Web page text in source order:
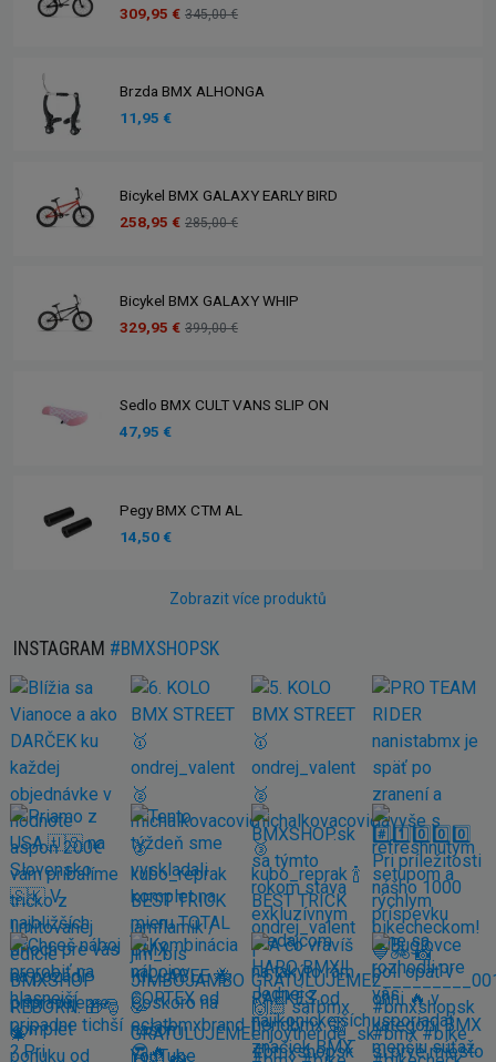
309,95 € 345,00 €
Brzda BMX ALHONGA
11,95 €
Bicykel BMX GALAXY EARLY BIRD
258,95 € 285,00 €
Bicykel BMX GALAXY WHIP
329,95 € 399,00 €
Sedlo BMX CULT VANS SLIP ON
47,95 €
Pegy BMX CTM AL
14,50 €
Zobrazit více produktů
INSTAGRAM #BMXSHOPSK